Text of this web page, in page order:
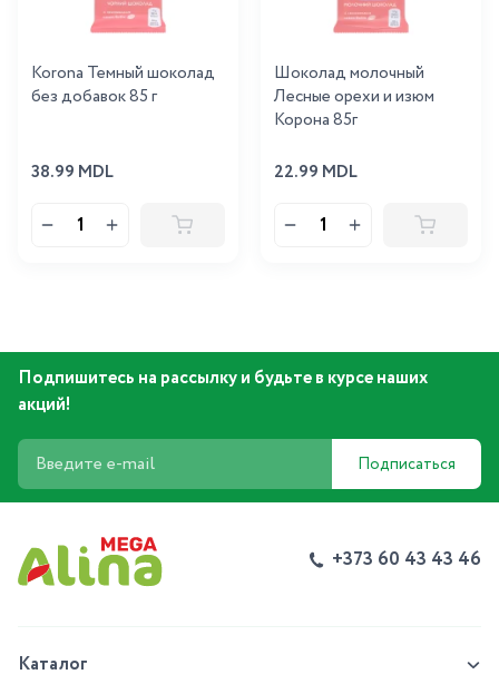
Korona Темный шоколад
без добавок 85 г
38.99 MDL
Шоколад молочный
Лесные орехи и изюм
Корона 85г
22.99 MDL
Подпишитесь на рассылку и будьте в курсе наших
акций!
Подписаться
+373 60 43 43 46
Каталог